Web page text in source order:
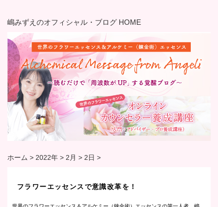
嶋みずえのオフィシャル・ブログ HOME
ホーム > 2022年 > 2月 > 2日 >
フラワーエッセンスで意識改革を！